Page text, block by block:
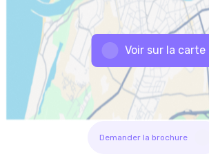
Voir sur la carte
Demander la brochure